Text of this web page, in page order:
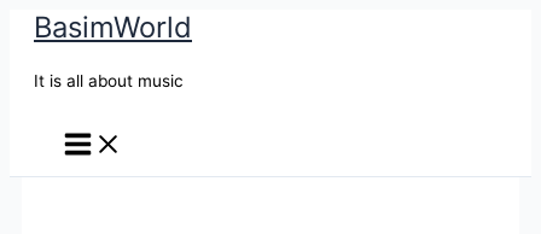
BasimWorld
It is all about music